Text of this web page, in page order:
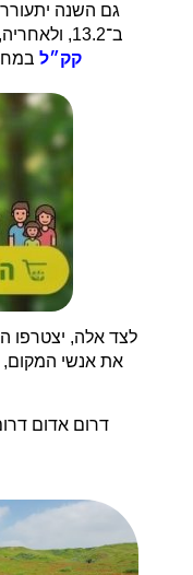
גם השנה
ב־13.2, ולאחריה, ב־20.2, ייערך
קק״ל במחיר סמלי של 20 ₪, לצד פעילויות
לצד אלה, יצטרפו
את אנשי המקום,
דרום אדום